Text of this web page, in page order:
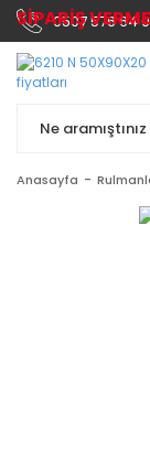
0507 576 64
Anasayfa
SİPARİŞ